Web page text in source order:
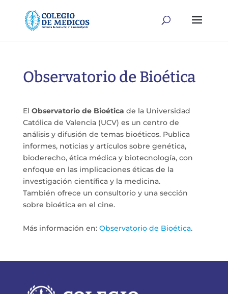
Observatorio de Bioética
El Observatorio de Bioética de la Universidad
Católica de Valencia (UCV) es un centro de
análisis y difusión de temas bioéticos. Publica
informes, noticias y artículos sobre genética,
bioderecho, ética médica y biotecnología, con
enfoque en las implicaciones éticas de la
investigación científica y la medicina.
También ofrece un consultorio y una sección
sobre bioética en el cine.
Más información en: Observatorio de Bioética.